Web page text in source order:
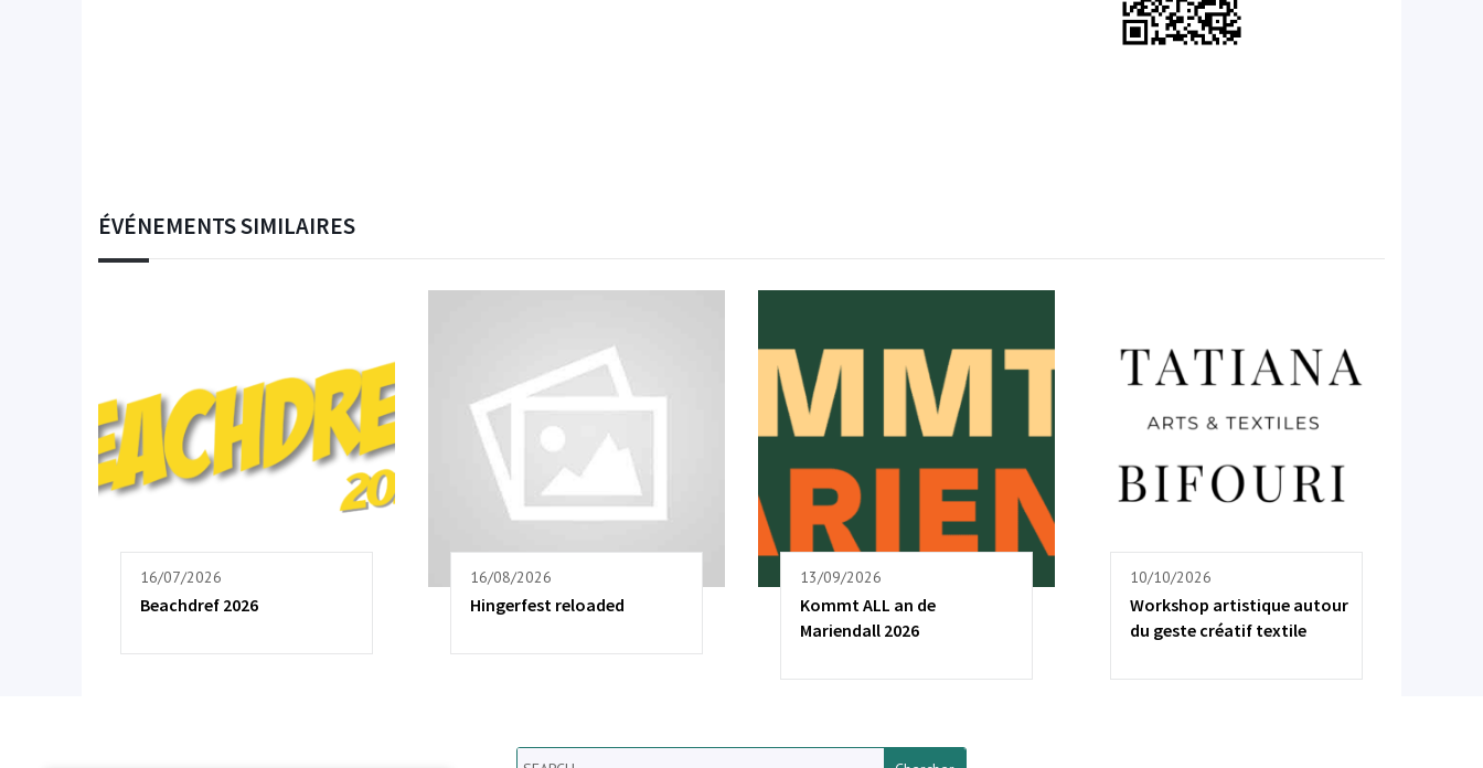
ÉVÉNEMENTS SIMILAIRES
16/07/2026
Beachdref 2026
16/08/2026
Hingerfest reloaded
13/09/2026
Kommt ALL an de
Mariendall 2026
10/10/2026
Workshop artistique autour
du geste créatif textile
Search